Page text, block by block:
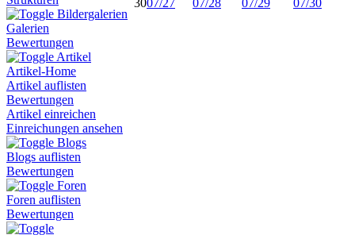
Bildergalerien
Galerien
Bewertungen
Artikel
Artikel-Home
Artikel auflisten
Bewertungen
Artikel einreichen
Einreichungen ansehen
Blogs
Blogs auflisten
Bewertungen
Foren
Foren auflisten
Bewertungen